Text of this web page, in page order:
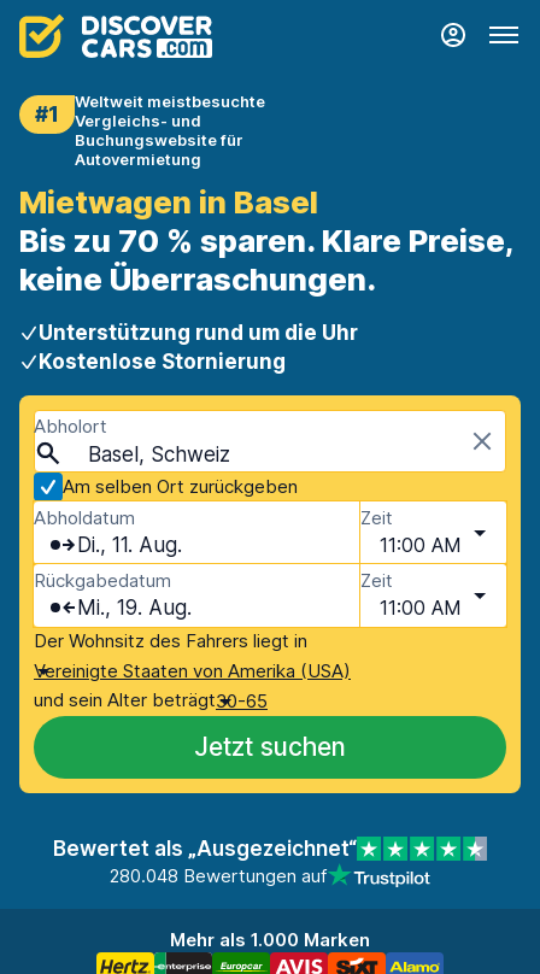
#1
Weltweit meistbesuchte
Vergleichs- und
Buchungswebsite für
Autovermietung
Mietwagen in Basel
Bis zu 70 % sparen. Klare Preise,
keine Überraschungen.
Unterstützung rund um die Uhr
Kostenlose Stornierung
Abholort
Basel, Schweiz
Am selben Ort zurückgeben
Abholdatum
Di., 11. Aug.
Zeit
11:00 AM
Rückgabedatum
Mi., 19. Aug.
Zeit
11:00 AM
Der Wohnsitz des Fahrers liegt in
Vereinigte Staaten von Amerika (USA)
und sein Alter beträgt30-65
Jetzt suchen
Bewertet als „Ausgezeichnet“
280.048 Bewertungen auf
Mehr als 1.000 Marken